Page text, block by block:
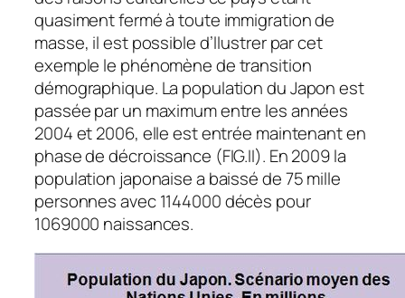
quasiment fermé à toute immigration de
masse, il est possible d’llustrer par cet
exemple le phénomène de transition
démographique. La population du Japon est
passée par un maximum entre les années
2004 et 2006, elle est entrée maintenant en
phase de décroissance (FIG.II). En 2009 la
population japonaise a baissé de 75 mille
personnes avec 1144000 décès pour
1069000 naissances.